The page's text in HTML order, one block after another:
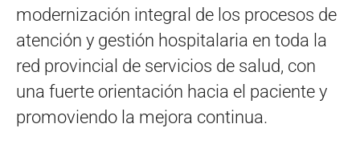
modernización integral de los procesos de
atención y gestión hospitalaria en toda la
red provincial de servicios de salud, con
una fuerte orientación hacia el paciente y
promoviendo la mejora continua.